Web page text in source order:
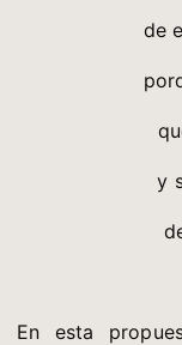
de
y
En esta